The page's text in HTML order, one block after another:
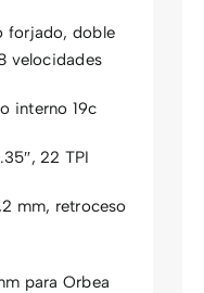
forjado, doble
velocidades
interno 19c
22 TPI
mm, retroceso
para Orbea